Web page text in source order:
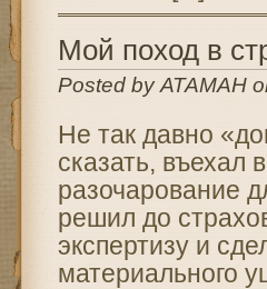
Мой поход в
Posted by АТАМАН
Не так давно
сказать, въехал
разочарование
решил до
экспертизу и
материального